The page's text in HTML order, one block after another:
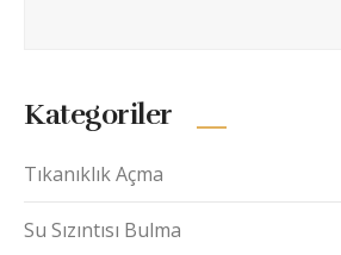
Kategoriler
Tıkanıklık Açma
Su Sızıntısı Bulma